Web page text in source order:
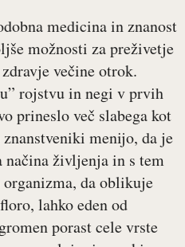
medicina in znanost
možnosti za preživetje
večine otrok.
rojstvu in negi v prvih
prineslo več slabega kot
menijo, da je
načina življenja in s tem
da oblikuje
lahko eden od
porast cele vrste